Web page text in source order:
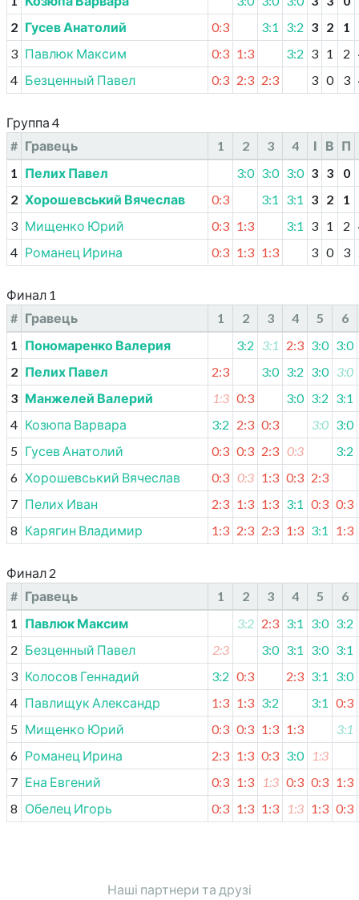
2 Гусев Анатолий 0:3 3:1 3:2 3 2 1
3 Павлюк Максим 0:3 1:3 3:2 3 1 2
4 Безценный Павел 0:3 2:3 2:3 3 0 3
Группа 4
# Гравець 1 2 3 4 І В П
1
Пелих Павел 3:0 3:0 3:0 3 3 0
2 Хорошевський Вячеслав 0:3 3:1 3:1 3 2 1
3 Мищенко Юрий 0:3 1:3 3:1 3 1 2
4 Романец Ирина 0:3 1:3 1:3 3 0 3
Финал 1
# Гравець 1 2 3 4 5
6
1
Пономаренко Валерия 3:2 3:1 2:3 3:0 3:0
2 Пелих Павел 2:3 3:0 3:2 3:0 3:0
3 Манжелей Валерий 1:3 0:3 3:0 3:2 3:1
4 Козюпа Варвара 3:2 2:3 0:3 3:0 3:0
5 Гусев Анатолий 0:3 0:3 2:3 0:3
3:2
6 Хорошевський Вячеслав 0:3 0:3 1:3 0:3 2:3
7 Пелих Иван 2:3 1:3 1:3 3:1 0:3 0:3
8 Карягин Владимир 1:3 2:3 2:3 1:3 3:1 1:3
Финал 2
# Гравець 1 2 3 4 5
6
1
Павлюк Максим 3:2 2:3 3:1 3:0 3:2
2 Безценный Павел 2:3 3:0 3:1 3:0 3:1
3 Колосов Геннадий 3:2 0:3 2:3 3:1
3:0
4 Павлищук Александр 1:3 1:3 3:2 3:1 0:3
5 Мищенко Юрий 0:3 0:3 1:3 1:3
3:1
6 Романец Ирина 2:3 1:3 0:3 3:0
1:3
7 Ена Евгений 0:3 1:3 1:3 0:3 0:3 1:3
8 Обелец Игорь 0:3 1:3 1:3 1:3 1:3 0:3
Наші партнери та друзі